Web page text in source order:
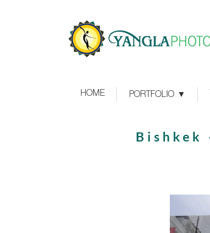
HOME PORTFOLIO
Bishkek